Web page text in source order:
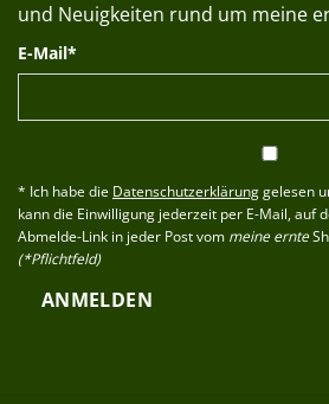
und Neuigkeiten rund um meine
E-Mail*
* Ich habe die Datenschutzerklärunggelesen
kann die Einwilligung jederzeit per E-Mail, auf
Abmelde-Link in jeder Post vom meine ernte
(*Pflichtfeld)
ANMELDEN